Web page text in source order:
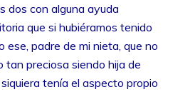
dos con alguna ayuda
que si hubiéramos tenido
ese, padre de mi nieta, que no
tan preciosa siendo hija de
tenía el aspecto propio